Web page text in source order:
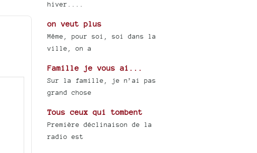
hiver....
on veut plus
Même, pour soi, soi dans la
ville, on a
Famille je vous ai...
Sur la famille, je n’ai pas
grand chose
Tous ceux qui tombent
Première déclinaison de la
radio est